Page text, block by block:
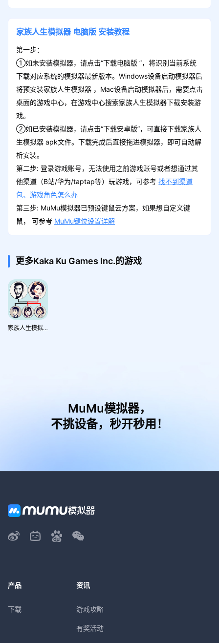
家族人生模拟器 电脑版 安装教程
第一步：
①如未安装模拟器，请点击“下载电脑版 ”，将识别当前系统
下载对应系统的模拟器最新版本。Windows设备启动模拟器后
将预安装家族人生模拟器 ，Mac设备启动模拟器后，需要点击
桌面的游戏中心，在游戏中心搜索家族人生模拟器下载安装游
戏。
②如已安装模拟器，请点击“下载安卓版”，可直接下载家族人
生模拟器 apk文件。下载完成后直接拖进模拟器，即可自动解
析安装。
第二步: 登录游戏账号，无法使用之前游戏账号或者想通过其
他渠道（B站/华为/taptap等）玩游戏，可参考 找不到渠道
包、游戏角色怎么办
第三步: MuMu模拟器已预设键鼠云方案，如果想自定义键
鼠， 可参考 MuMu键位设置详解
更多Kaka Ku Games Inc.的游戏
家族人生模拟器
MuMu模拟器，
不挑设备，秒开秒用！
产品
下载
资讯
游戏攻略
有奖活动